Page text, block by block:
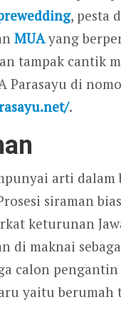
, pesta
MUAyang
tampak cantik
Parasayu di
.
arti
siraman
keturunan
di maknai
calon pengantin
yaitu berumah